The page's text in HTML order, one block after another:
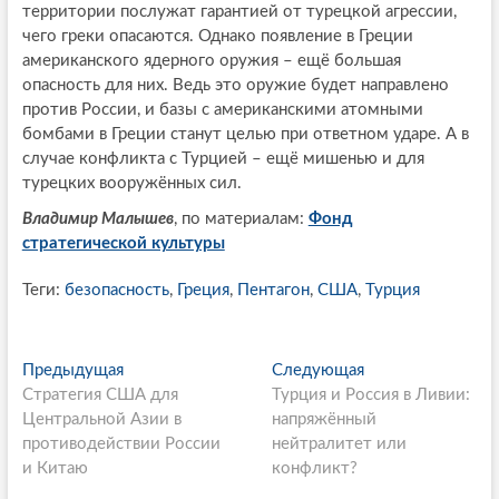
территории послужат гарантией от турецкой агрессии,
чего греки опасаются. Однако появление в Греции
американского ядерного оружия – ещё большая
опасность для них. Ведь это оружие будет направлено
против России, и базы с американскими атомными
бомбами в Греции станут целью при ответном ударе. А в
случае конфликта с Турцией – ещё мишенью и для
турецких вооружённых сил.
Владимир Малышев, по материалам: Фонд
стратегической культуры
Теги: безопасность, Греция, Пентагон, США, Турция
P
o
s
t
ПредыдущаяП
р
е
д
Стратегия США для
Центральной Азии в
противодействии России
и Китаю
Следующая
л
е
д
Турция и Россия в Ливии:
напряжённый
нейтралитет или
конфликт?